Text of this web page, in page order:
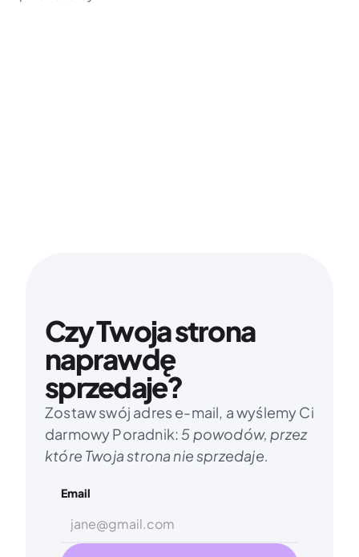
Czy Twoja strona
naprawdę
sprzedaje?
Zostaw swój adres e-mail, a wyślemy Ci
darmowy Poradnik: 5 powodów, przez
które Twoja strona nie sprzedaje.
Email